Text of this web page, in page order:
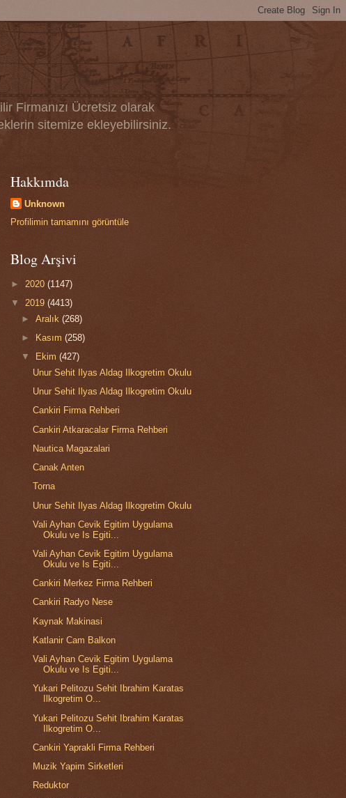
Firmanızı Ücretsiz olarak
sitemize ekleyebilirsiniz.
Hakkımda
Unknown
Profilimin tamamını görüntüle
Blog Arşivi
► 2020 (1147)
▼ 2019 (4413)
►Aralık(268)
►
Kasım(258)
▼
Ekim(427)
Unur Sehit Ilyas Aldag Ilkogretim Okulu
Unur Sehit Ilyas Aldag Ilkogretim Okulu
Cankiri Firma Rehberi
Cankiri Atkaracalar Firma Rehberi
Nautica Magazalari
Canak Anten
Torna
Unur Sehit Ilyas Aldag Ilkogretim Okulu
Vali Ayhan Cevik Egitim Uygulama
Okulu ve Is Egiti...
Vali Ayhan Cevik Egitim Uygulama
Okulu ve Is Egiti...
Cankiri Merkez Firma Rehberi
Cankiri Radyo Nese
Kaynak Makinasi
Katlanir Cam Balkon
Vali Ayhan Cevik Egitim Uygulama
Okulu ve Is Egiti...
Yukari Pelitozu Sehit Ibrahim Karatas
Ilkogretim O...
Yukari Pelitozu Sehit Ibrahim Karatas
Ilkogretim O...
Cankiri Yaprakli Firma Rehberi
Muzik Yapim Sirketleri
Reduktor